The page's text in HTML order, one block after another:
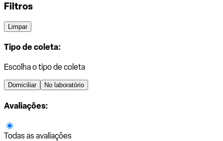
Filtros
Limpar
Tipo de coleta:
Escolha o tipo de coleta
Domiciliar No laboratório
Avaliações:
Todas as avaliações